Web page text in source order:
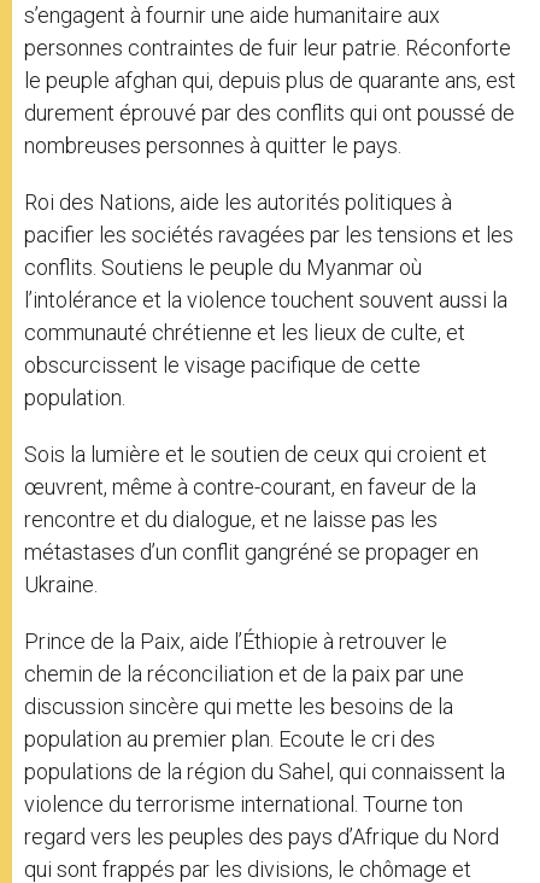
s’engagent à fournir une aide humanitaire aux
personnes contraintes de fuir leur patrie. Réconforte
le peuple afghan qui, depuis plus de quarante ans, est
durement éprouvé par des conflits qui ont poussé de
nombreuses personnes à quitter le pays.
Roi des Nations, aide les autorités politiques à
pacifier les sociétés ravagées par les tensions et les
conflits. Soutiens le peuple du Myanmar où
l’intolérance et la violence touchent souvent aussi la
communauté chrétienne et les lieux de culte, et
obscurcissent le visage pacifique de cette
population.
Sois la lumière et le soutien de ceux qui croient et
œuvrent, même à contre-courant, en faveur de la
rencontre et du dialogue, et ne laisse pas les
métastases d’un conflit gangréné se propager en
Ukraine.
Prince de la Paix, aide l’Éthiopie à retrouver le
chemin de la réconciliation et de la paix par une
discussion sincère qui mette les besoins de la
population au premier plan. Ecoute le cri des
populations de la région du Sahel, qui connaissent la
violence du terrorisme international. Tourne ton
regard vers les peuples des pays d’Afrique du Nord
qui sont frappés par les divisions, le chômage et